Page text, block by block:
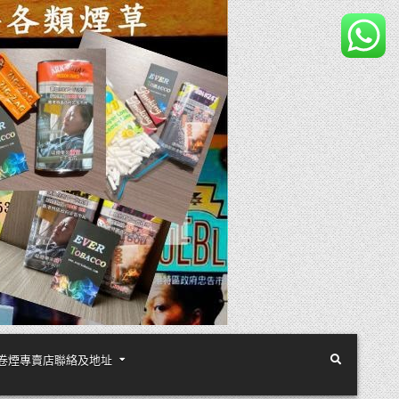
卷煙專賣店聯絡及地址